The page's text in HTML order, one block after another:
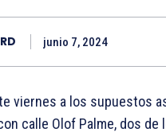
junio 7, 2024
viernes a los supuestos
calle Olof Palme, dos